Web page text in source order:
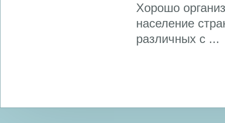
Хорошо
население
различных с ...